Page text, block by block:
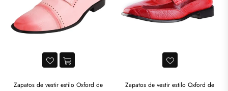
Zapatos de vestir estilo Oxford de
Zapatos de vestir estilo Oxford de